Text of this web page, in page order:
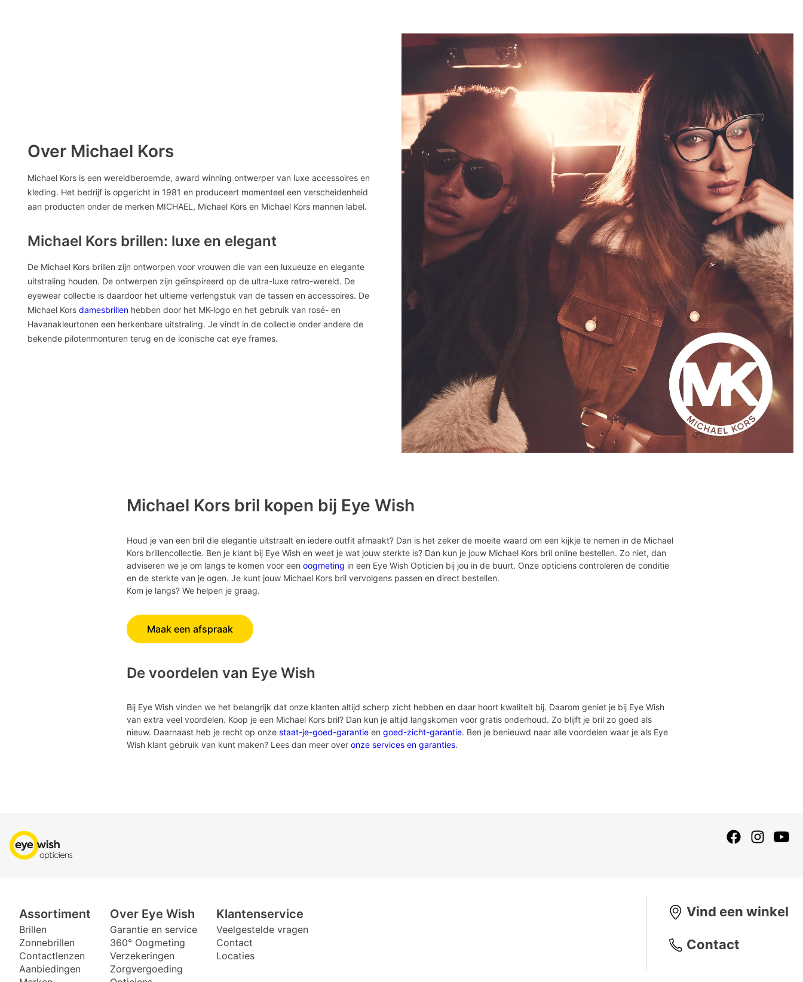
Over Michael Kors
Michael Kors is een wereldberoemde, award winning ontwerper van luxe accessoires en
kleding. Het bedrijf is opgericht in 1981 en produceert momenteel een verscheidenheid
aan producten onder de merken MICHAEL, Michael Kors en Michael Kors mannen label.
Michael Kors brillen: luxe en elegant
De Michael Kors brillen zijn ontworpen voor vrouwen die van een luxueuze en elegante
uitstraling houden. De ontwerpen zijn geïnspireerd op de ultra-luxe retro-wereld. De
eyewear collectie is daardoor het ultieme verlengstuk van de tassen en accessoires. De
Michael Kors damesbrillen hebben door het MK-logo en het gebruik van rosé- en
Havanakleurtonen een herkenbare uitstraling. Je vindt in de collectie onder andere de
bekende pilotenmonturen terug en de iconische cat eye frames.
Michael Kors bril kopen bij Eye Wish
Houd je van een bril die elegantie uitstraalt en iedere outfit afmaakt? Dan is het zeker de moeite waard om een kijkje te nemen in de Michael
Kors brillencollectie. Ben je klant bij Eye Wish en weet je wat jouw sterkte is? Dan kun je jouw Michael Kors bril online bestellen. Zo niet, dan
adviseren we je om langs te komen voor een oogmeting in een Eye Wish Opticien bij jou in de buurt. Onze opticiens controleren de conditie
en de sterkte van je ogen. Je kunt jouw Michael Kors bril vervolgens passen en direct bestellen.
Kom je langs? We helpen je graag.
Maak een afspraak
De voordelen van Eye Wish
Bij Eye Wish vinden we het belangrijk dat onze klanten altijd scherp zicht hebben en daar hoort kwaliteit bij. Daarom geniet je bij Eye Wish
van extra veel voordelen. Koop je een Michael Kors bril? Dan kun je altijd langskomen voor gratis onderhoud. Zo blijft je bril zo goed als
nieuw. Daarnaast heb je recht op onze staat-je-goed-garantie en goed-zicht-garantie. Ben je benieuwd naar alle voordelen waar je als Eye
Wish klant gebruik van kunt maken? Lees dan meer over onze services en garanties.
Assortiment
Brillen
Zonnebrillen
Contactlenzen
Aanbiedingen
Over Eye Wish
Garantie en service
360° Oogmeting
Verzekeringen
Zorgvergoeding
Klantenservice
Veelgestelde vragen
Contact
Locaties
Vind een winkel
Contact